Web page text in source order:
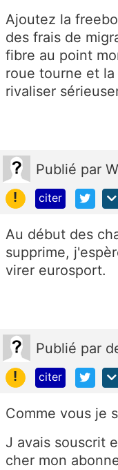
Ajoutez la
des frais de
fibre au point
roue tourne et
rivaliser
Publié par
!
citer
Au début des
supprime,
virer eurosport.
Publié par
!
citer
Comme vous je
J avais souscrit
cher mon